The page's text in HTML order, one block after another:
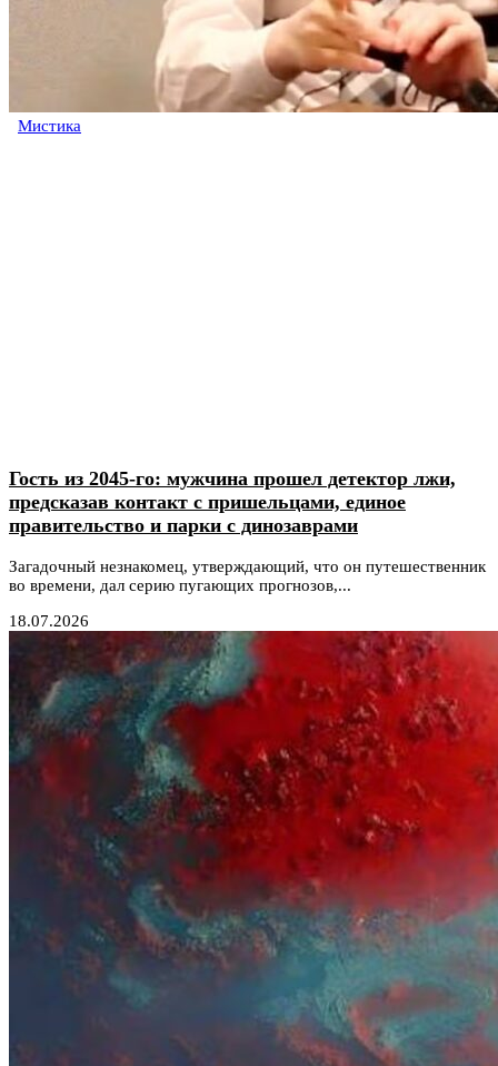
Мистика
Гость из 2045-го: мужчина прошел детектор лжи,
предсказав контакт с пришельцами, единое
правительство и парки с динозаврами
Загадочный незнакомец, утверждающий, что он путешественник
во времени, дал серию пугающих прогнозов,...
18.07.2026